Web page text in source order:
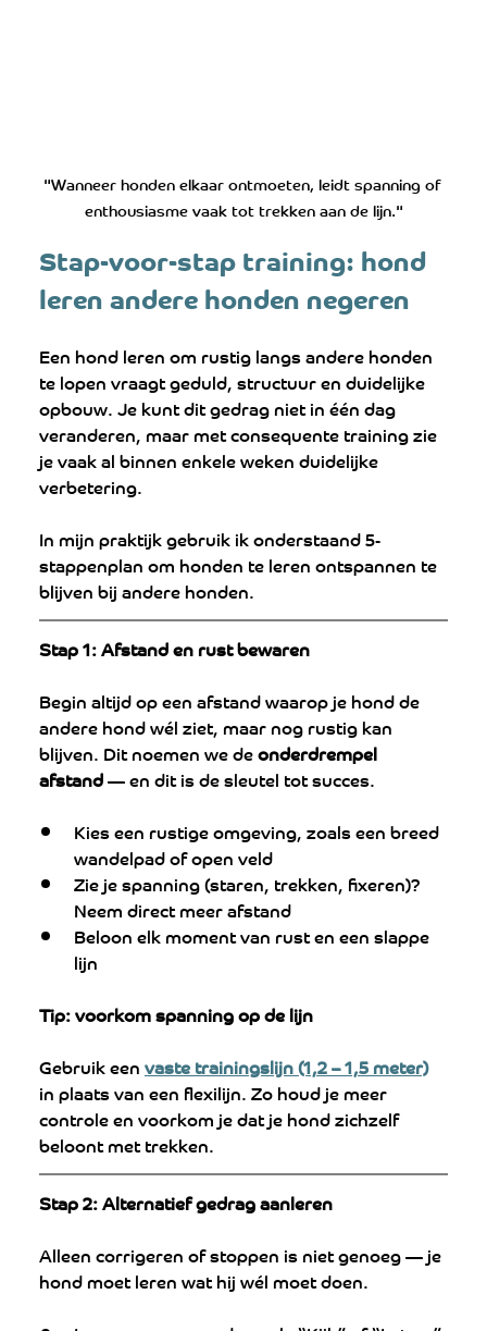
"Wanneer honden elkaar ontmoeten, leidt spanning of
enthousiasme vaak tot trekken aan de lijn."
Stap-voor-stap training: hond
leren andere honden negeren
Een hond leren om rustig langs andere honden
te lopen vraagt geduld, structuur en duidelijke
opbouw. Je kunt dit gedrag niet in één dag
veranderen, maar met consequente training zie
je vaak al binnen enkele weken duidelijke
verbetering.
In mijn praktijk gebruik ik onderstaand 5-
stappenplan om honden te leren ontspannen te
blijven bij andere honden.
Stap 1: Afstand en rust bewaren
Begin altijd op een afstand waarop je hond de
andere hond wél ziet, maar nog rustig kan
blijven. Dit noemen we de onderdrempel
afstand — en dit is de sleutel tot succes.
Kies een rustige omgeving, zoals een breed
wandelpad of open veld
Zie je spanning (staren, trekken, fixeren)?
Neem direct meer afstand
Beloon elk moment van rust en een slappe
lijn
Tip: voorkom spanning op de lijn
Gebruik een vaste trainingslijn (1,2 – 1,5 meter)
in plaats van een flexilijn. Zo houd je meer
controle en voorkom je dat je hond zichzelf
beloont met trekken.
Stap 2: Alternatief gedrag aanleren
Alleen corrigeren of stoppen is niet genoeg — je
hond moet leren wat hij wél moet doen.